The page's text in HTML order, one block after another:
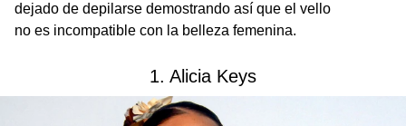
dejado de depilarse demostrando así que el vello
no es incompatible con la belleza femenina.
1. Alicia Keys